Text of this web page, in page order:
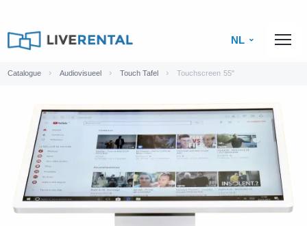
NL
Catalogue Audiovisueel Touch Tafel Touchscreen 55"